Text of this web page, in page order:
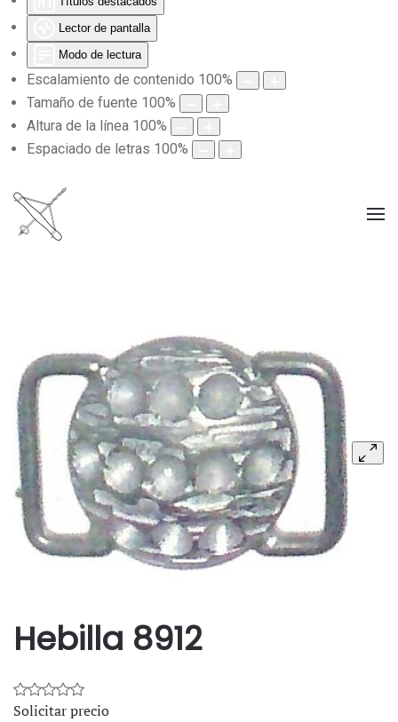
Lector de pantalla
Modo de lectura
Escalamiento de contenido 100%
Tamaño de fuente 100%
Altura de la línea 100%
Espaciado de letras 100%
Hebilla 8912
Solicitar precio